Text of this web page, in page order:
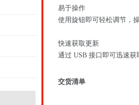
易于操作
使用旋钮即可轻松调节，
快速获取更新
通过 USB 接口即可迅速
交货清单